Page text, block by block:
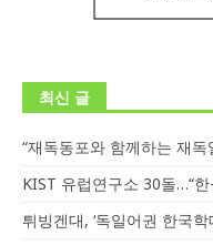
최신 글
“재독동포와 함께하는 재
KIST 유럽연구소 30돌…“한
튀빙겐대, ‘독일어권 한국학